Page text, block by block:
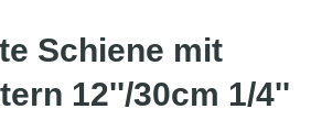
Schiene mit
12''/30cm 1/4''